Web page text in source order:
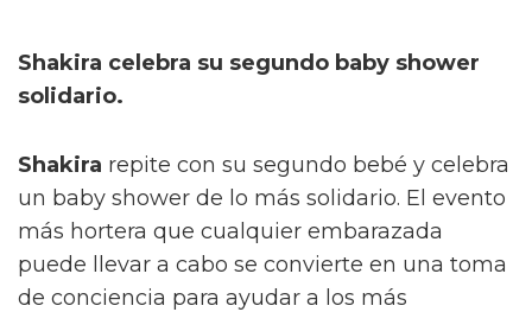
Shakira celebra su segundo baby shower
solidario.
Shakira repite con su segundo bebé y celebra
un baby shower de lo más solidario. El evento
más hortera que cualquier embarazada
puede llevar a cabo se convierte en una toma
de conciencia para ayudar a los más